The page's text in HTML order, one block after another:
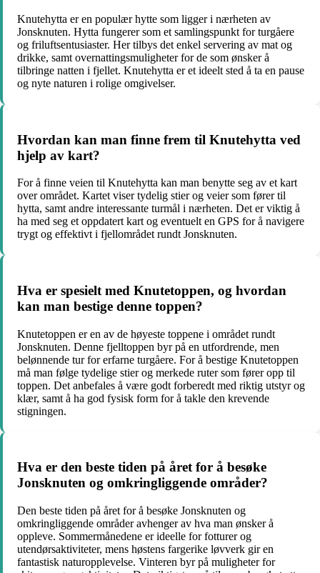
Knutehytta er en populær hytte som ligger i nærheten av
Jonsknuten. Hytta fungerer som et samlingspunkt for turgåere
og friluftsentusiaster. Her tilbys det enkel servering av mat og
drikke, samt overnattingsmuligheter for de som ønsker å
tilbringe natten i fjellet. Knutehytta er et ideelt sted å ta en pause
og nyte naturen i rolige omgivelser.
Hvordan kan man finne frem til Knutehytta ved
hjelp av kart?
For å finne veien til Knutehytta kan man benytte seg av et kart
over området. Kartet viser tydelig stier og veier som fører til
hytta, samt andre interessante turmål i nærheten. Det er viktig å
ha med seg et oppdatert kart og eventuelt en GPS for å navigere
trygt og effektivt i fjellområdet rundt Jonsknuten.
Hva er spesielt med Knutetoppen, og hvordan
kan man bestige denne toppen?
Knutetoppen er en av de høyeste toppene i området rundt
Jonsknuten. Denne fjelltoppen byr på en utfordrende, men
belønnende tur for erfarne turgåere. For å bestige Knutetoppen
må man følge tydelige stier og merkede ruter som fører opp til
toppen. Det anbefales å være godt forberedt med riktig utstyr og
klær, samt å ha god fysisk form for å takle den krevende
stigningen.
Hva er den beste tiden på året for å besøke
Jonsknuten og omkringliggende områder?
Den beste tiden på året for å besøke Jonsknuten og
omkringliggende områder avhenger av hva man ønsker å
oppleve. Sommermånedene er ideelle for fotturer og
utendørsaktiviteter, mens høstens fargerike løvverk gir en
fantastisk naturopplevelse. Vinteren byr på muligheter for